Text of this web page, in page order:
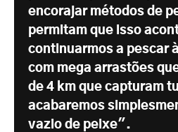
encorajar métodos de
permitam que isso
continuarmos a pescar
com mega arrastões
de 4 km que capturam
acabaremos
vazio de peixe".